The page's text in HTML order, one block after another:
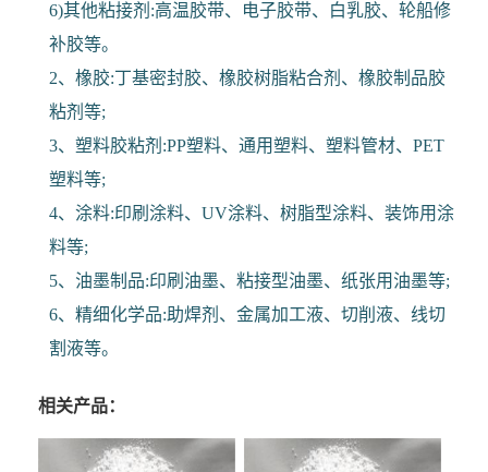
6)其他粘接剂:高温胶带、电子胶带、白乳胶、轮船修
补胶等。
2、橡胶:丁基密封胶、橡胶树脂粘合剂、橡胶制品胶
粘剂等;
3、塑料胶粘剂:PP塑料、通用塑料、塑料管材、PET
塑料等;
4、涂料:印刷涂料、UV涂料、树脂型涂料、装饰用涂
料等;
5、油墨制品:印刷油墨、粘接型油墨、纸张用油墨等;
6、精细化学品:助焊剂、金属加工液、切削液、线切
割液等。
相关产品：